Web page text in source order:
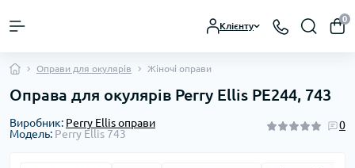
Клієнту
0
Оправи для окулярів Жіночі оправи
Оправа для окулярів Perry Ellis PE244, 743
Виробник: Perry Ellis оправи
Модель: Perry Ellis 743
0